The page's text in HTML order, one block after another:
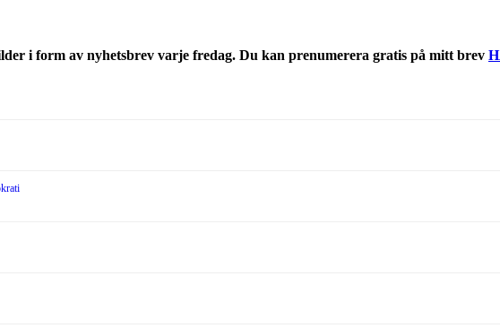
i form av nyhetsbrev varje fredag. Du kan prenumerera gratis på mitt brev